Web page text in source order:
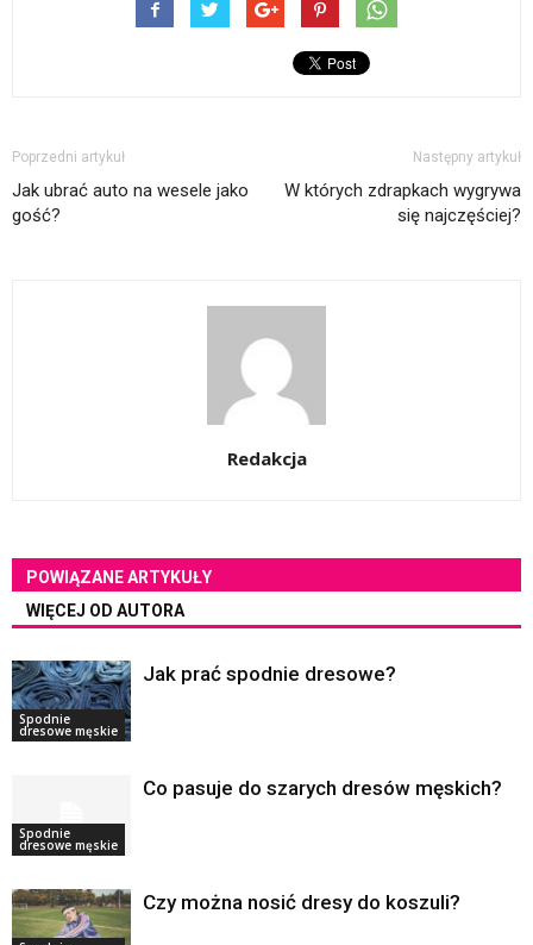
Poprzedni artykuł
Jak ubrać auto na wesele jako
gość?
Następny artykuł
W których zdrapkach wygrywa
się najczęściej?
Redakcja
POWIĄZANE ARTYKUŁY
WIĘCEJ OD AUTORA
Spodnie
dresowe męskie
Jak prać spodnie dresowe?
Spodnie
dresowe męskie
Co pasuje do szarych dresów męskich?
Czy można nosić dresy do koszuli?